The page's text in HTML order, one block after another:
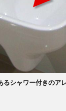
るシャワー付きのア